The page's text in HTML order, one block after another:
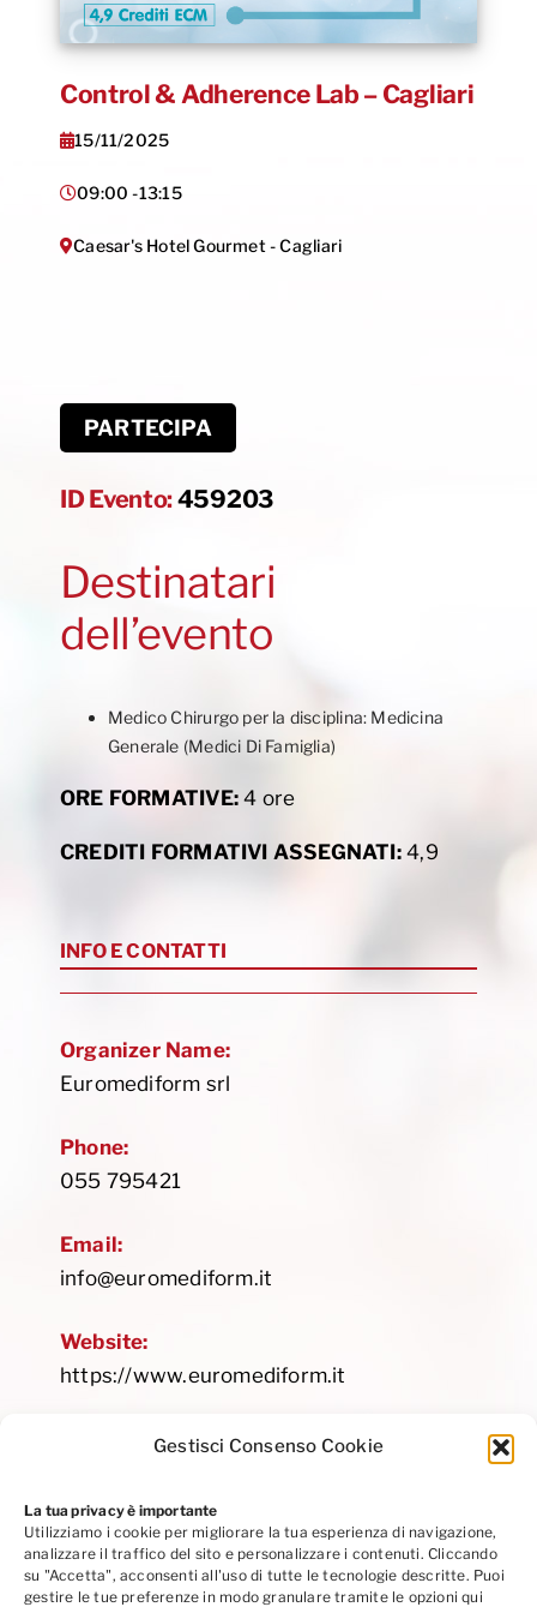
Gestisci Consenso Cookie
La tua privacy è importante
Utilizziamo i cookie per migliorare la tua esperienza di navigazione,
analizzare il traffico del sito e personalizzare i contenuti. Cliccando
su "Accetta", acconsenti all'uso di tutte le tecnologie descritte. Puoi
gestire le tue preferenze in modo granulare tramite le opzioni qui
Control & Adherence Lab – Cagliari
15/11/2025
09:00 -13:15
Caesar's Hotel Gourmet - Cagliari
PARTECIPA
ID Evento:459203
Destinatari
dell’evento
Medico Chirurgo per la disciplina: Medicina
Generale (Medici Di Famiglia)
ORE FORMATIVE:4 ore
CREDITI FORMATIVI ASSEGNATI:4,9
INFO E CONTATTI
Organizer Name:
Euromediform srl
Phone:
055 795421
Email:
info@euromediform.it
Website:
https://www.euromediform.it
Privacy Policy|Cookie Policy|Codice Etico
Seguici su Linkedin